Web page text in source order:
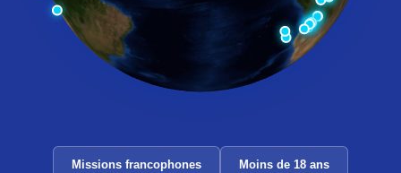
Missions francophones Moins de 18 ans